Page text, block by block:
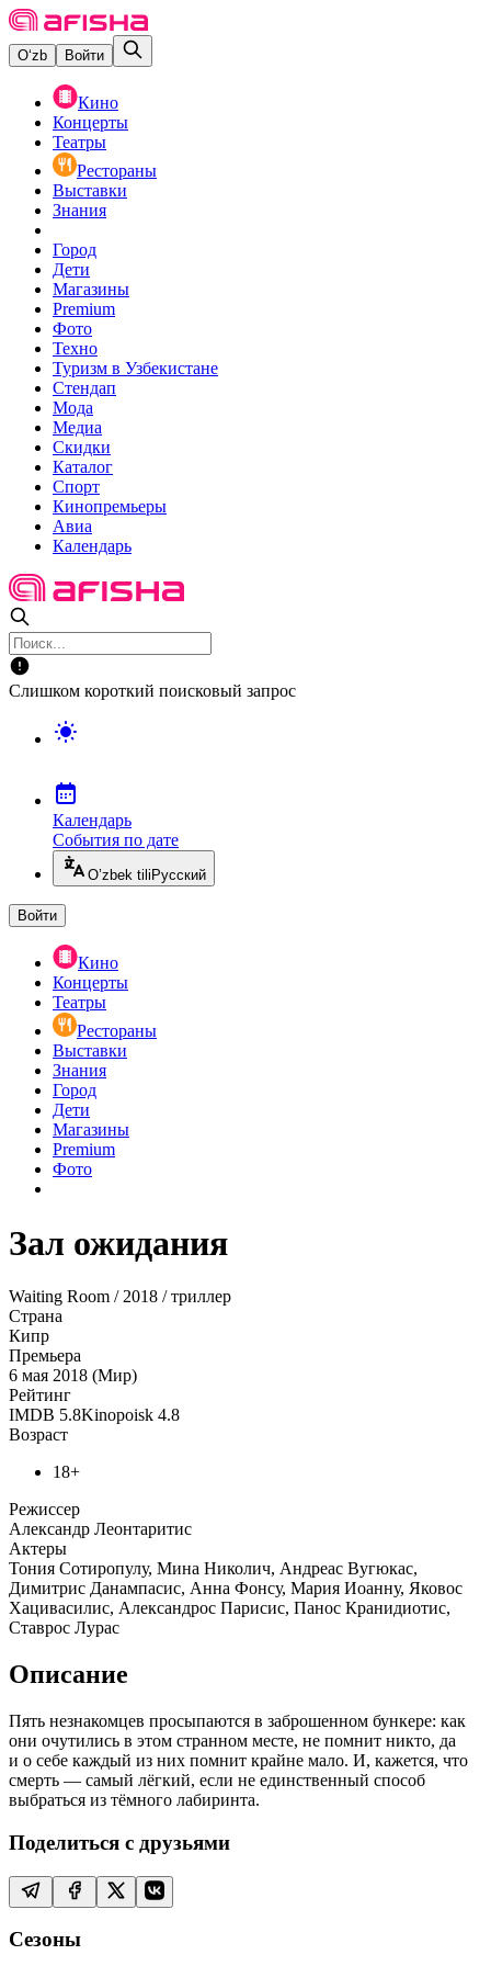
O‘zb Войти
Кино
Концерты
Театры
Рестораны
Выставки
Знания
Город
Дети
Магазины
Premium
Фото
Техно
Туризм в Узбекистане
Стендап
Мода
Медиа
Скидки
Каталог
Спорт
Кинопремьеры
Авиа
Календарь
Слишком короткий поисковый запрос
Календарь
События по дате
O’zbek tili Русский
Войти
Кино
Концерты
Театры
Рестораны
Выставки
Знания
Город
Дети
Магазины
Premium
Фото
Зал ожидания
Waiting Room / 2018 / триллер
Страна
Кипр
Премьера
6 мая 2018 (Мир)
Рейтинг
IMDB 5.8Kinopoisk 4.8
Возраст
18+
Режиссер
Александр Леонтаритис
Актеры
Тония Сотиропулу, Мина Николич, Андреас Вугюкас,
Димитрис Данампасис, Анна Фонсу, Мария Иоанну, Яковос
Хацивасилис, Александрос Парисис, Панос Кранидиотис,
Ставрос Лурас
Описание
Пять незнакомцев просыпаются в заброшенном бункере: как
они очутились в этом странном месте, не помнит никто, да
и о себе каждый из них помнит крайне мало. И, кажется, что
смерть — самый лёгкий, если не единственный способ
выбраться из тёмного лабиринта.
Поделиться с друзьями
Сезоны